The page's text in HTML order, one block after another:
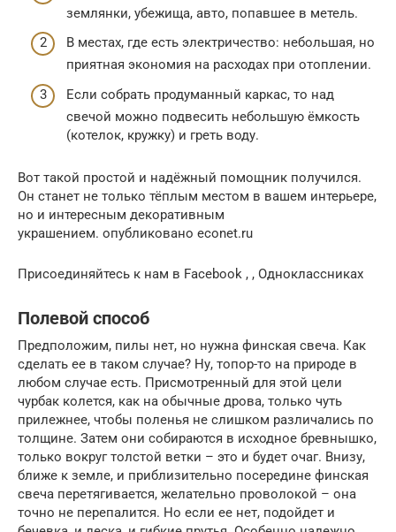
землянки, убежища, авто, попавшее в метель.
В местах, где есть электричество: небольшая, но
приятная экономия на расходах при отоплении.
Если собрать продуманный каркас, то над
свечой можно подвесить небольшую ёмкость
(котелок, кружку) и греть воду.
Вот такой простой и надёжный помощник получился.
Он станет не только тёплым местом в вашем интерьере,
но и интересным декоративным
украшением. опубликовано econet.ru
Присоединяйтесь к нам в Facebook , , Одноклассниках
Полевой способ
Предположим, пилы нет, но нужна финская свеча. Как
сделать ее в таком случае? Ну, топор-то на природе в
любом случае есть. Присмотренный для этой цели
чурбак колется, как на обычные дрова, только чуть
прилежнее, чтобы поленья не слишком различались по
толщине. Затем они собираются в исходное бревнышко,
только вокруг толстой ветки – это и будет очаг. Внизу,
ближе к земле, и приблизительно посередине финская
свеча перетягивается, желательно проволокой – она
точно не перепалится. Но если ее нет, подойдет и